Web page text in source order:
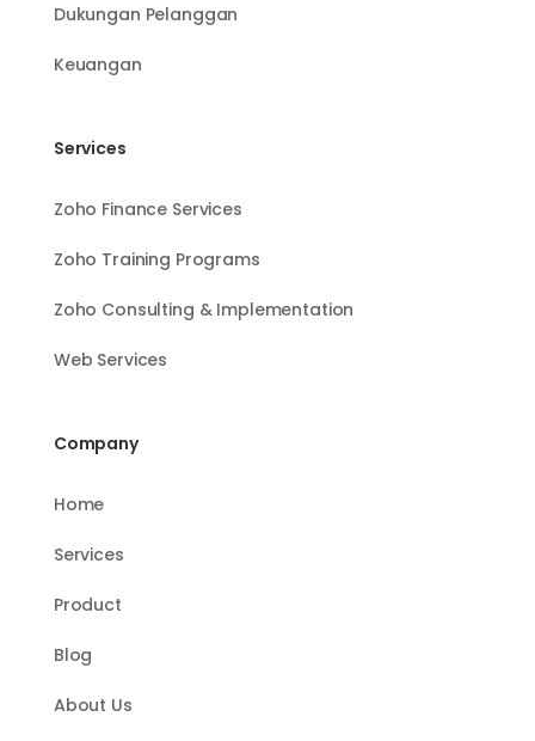
Dukungan Pelanggan
Keuangan
Services
Zoho Finance Services
Zoho Training Programs
Zoho Consulting & Implementation
Web Services
Company
Home
Services
Product
Blog
About Us